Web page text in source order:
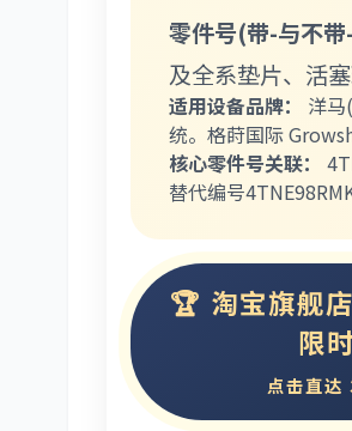
零件号(带-与不带
及全系垫片、活
适用设备品牌：
洋
统。格莳国际
核心零件号关联：
替代编号
🏆 淘宝旗舰
限
点击直达